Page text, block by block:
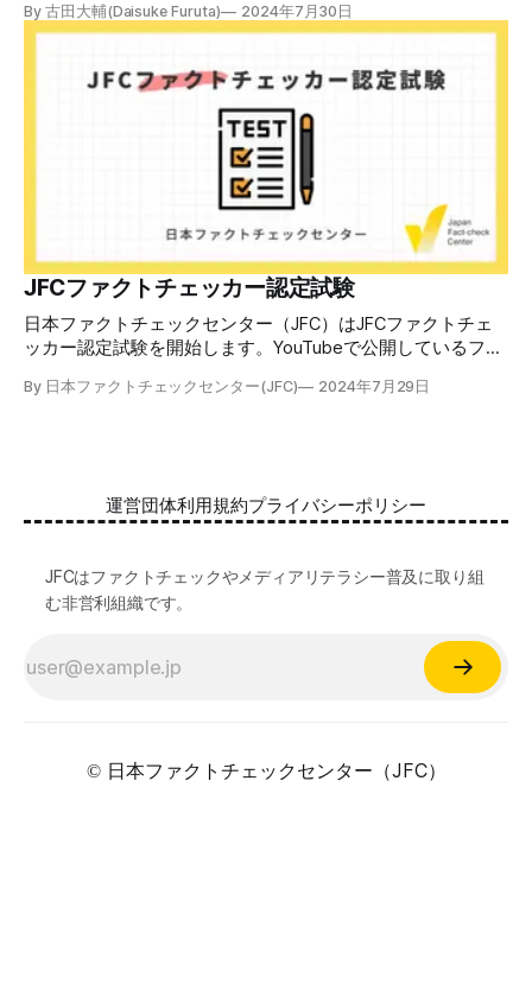
ファクトチェックやメディアリテラシーの知識を学ぶことが
の日本での影響を調べた2万人調査の紹介や、間違った情報
を信じてしまう背景にある人間のバイアス、大規模に拡散す
るSNSアルゴリズムなどを解説しています。 実践編では、画
像や動画や生成AIなど、偽・誤情報をどのように検証したら
良いかをJFCが検証してきた事例から具体的に学びます。
JFCファクトチェッカー認定試験を開始 2024年7月29日か
ら、これらの内容について習熟度を確認するJFCファクトチ
ェッカー認定試験を開始します。誰でもいつでも受験可能で
す（2024年度中は受験料1000円、2025年度から2000円）。
合格者には様々な技能をデジタル証明するオープンバッジ・
ネットワークを活用して、JFCファクトチェッカーの認定証
を発行します。 JFCファクトチェッカー認定試験
By 古田大輔(Daisuke Furuta) 2024年7月30日
JFCファクトチェッカー認定試験
日本ファクトチェックセンター（JFC）はJFCファクトチェ
ッカー認定試験を開始します。YouTubeで公開しているファ
す。 拡散する偽・誤情報から身を守るために 偽・誤情報の
情報を51.5%の割合で「正しいと思う」と答え、「誤ってい
によって、それが自分の感覚に近ければ「正しい」と受け取
る傾向がある。インターネットはその傾向を増幅する。 だ
知識が誰にとっても必須です。 JFCファクトチェック講座と
認定試験 JFCファクトチェック講座（YouTube, 記事）は、2
By 日本ファクトチェックセンター(JFC) 2024年7月29日
運営団体利用規約プライバシーポリシー
JFCはファクトチェックやメディアリテラシー普及に取り組
む非営利組織です。
©日本ファクトチェックセンター（JFC）